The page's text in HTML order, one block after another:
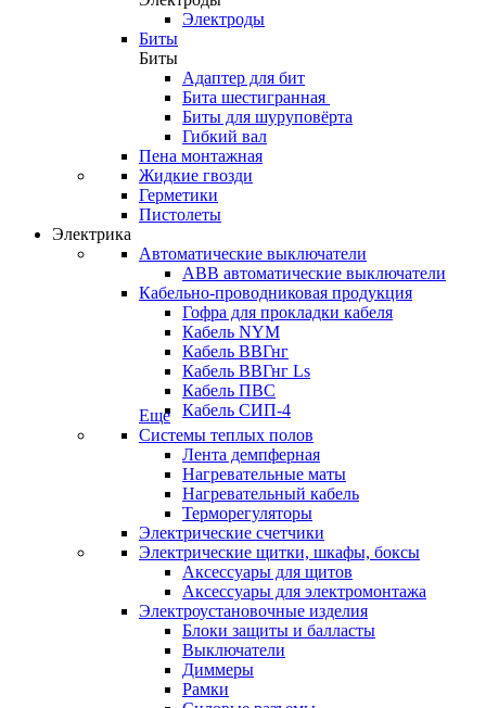
Электроды
Биты
Биты
Адаптер для бит
Бита шестигранная
Биты для шуруповёрта
Гибкий вал
Пена монтажная
Жидкие гвозди
Герметики
Пистолеты
Электрика
Автоматические выключатели
ABB автоматические выключатели
Кабельно-проводниковая продукция
Гофра для прокладки кабеля
Кабель NYM
Кабель ВВГнг
Кабель ВВГнг Ls
Кабель ПВС
Кабель СИП-4
Еще
Системы теплых полов
Лента демпферная
Нагревательные маты
Нагревательный кабель
Терморегуляторы
Электрические счетчики
Электрические щитки, шкафы, боксы
Аксессуары для щитов
Аксессуары для электромонтажа
Электроустановочные изделия
Блоки защиты и балласты
Выключатели
Диммеры
Рамки